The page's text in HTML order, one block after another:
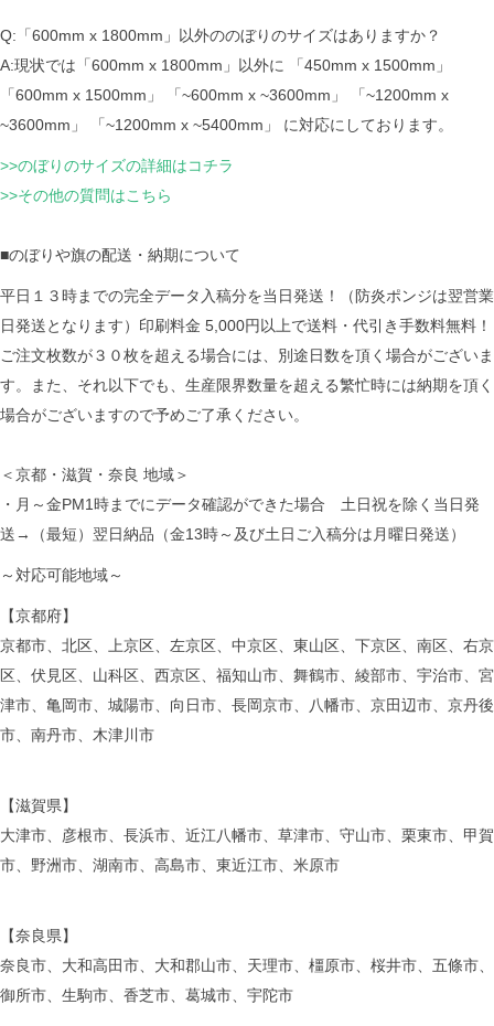
Q:「600mm x 1800mm」以外ののぼりのサイズはありますか？
A:現状では「600mm x 1800mm」以外に 「450mm x 1500mm」
「600mm x 1500mm」 「~600mm x ~3600mm」 「~1200mm x
~3600mm」 「~1200mm x ~5400mm」 に対応にしております。
>>のぼりのサイズの詳細はコチラ
>>その他の質問はこちら
■のぼりや旗の配送・納期について
平日１３時までの完全データ入稿分を当日発送！（防炎ポンジは翌営業
日発送となります）印刷料金 5,000円以上で送料・代引き手数料無料！
ご注文枚数が３０枚を超える場合には、別途日数を頂く場合がございま
す。また、それ以下でも、生産限界数量を超える繁忙時には納期を頂く
場合がございますので予めご了承ください。
＜京都・滋賀・奈良 地域＞
・月～金PM1時までにデータ確認ができた場合 土日祝を除く当日発
送→（最短）翌日納品（金13時～及び土日ご入稿分は月曜日発送）
～対応可能地域～
【京都府】
京都市、北区、上京区、左京区、中京区、東山区、下京区、南区、右京
区、伏見区、山科区、西京区、福知山市、舞鶴市、綾部市、宇治市、宮
津市、亀岡市、城陽市、向日市、長岡京市、八幡市、京田辺市、京丹後
市、南丹市、木津川市
【滋賀県】
大津市、彦根市、長浜市、近江八幡市、草津市、守山市、栗東市、甲賀
市、野洲市、湖南市、高島市、東近江市、米原市
【奈良県】
奈良市、大和高田市、大和郡山市、天理市、橿原市、桜井市、五條市、
御所市、生駒市、香芝市、葛城市、宇陀市